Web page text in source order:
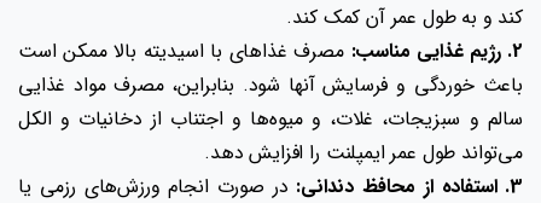
کند و به طول عمر آن کمک کند.
2. رژیم غذایی مناسب:
مصرف غذاهای با اسیدیته بالا ممکن است
باعث خوردگی و فرسایش آنها شود. بنابراین، مصرف مواد غذایی
سالم و سبزیجات، غلات، و میوه‌ها و اجتناب از دخانیات و الکل
می‌تواند طول عمر ایمپلنت را افزایش دهد.
3. استفاده از محافظ دندانی:
در صورت انجام ورزش‌های رزمی یا